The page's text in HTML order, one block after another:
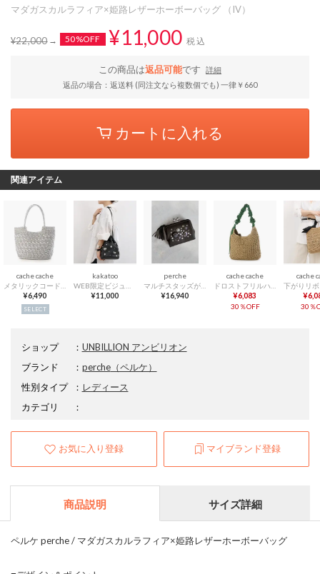
マダガスカルラフィア×姫路レザーホーボーバッグ （IV）
¥22,000 50%OFF ¥11,000 税込
この商品は返品可能です
詳細
返品の場合：返送料 (同注文なら複数個でも) 一律￥660
カートに入れる
関連アイテム
cache cache
¥6,490
SELECT
kakatoo
¥11,000
perche
¥16,940
cache cache
¥6,083
30％OFF
cache
30％
ショップ ： UNBILLION アンビリオン
ブランド
： perche（ペルケ）
性別タイプ
： レディース
カテゴリ
：
お気に入り登録 マイブランド登録
商品説明 サイズ詳細
ペルケ perche / マダガスカルラフィア×姫路レザーホーボーバッグ